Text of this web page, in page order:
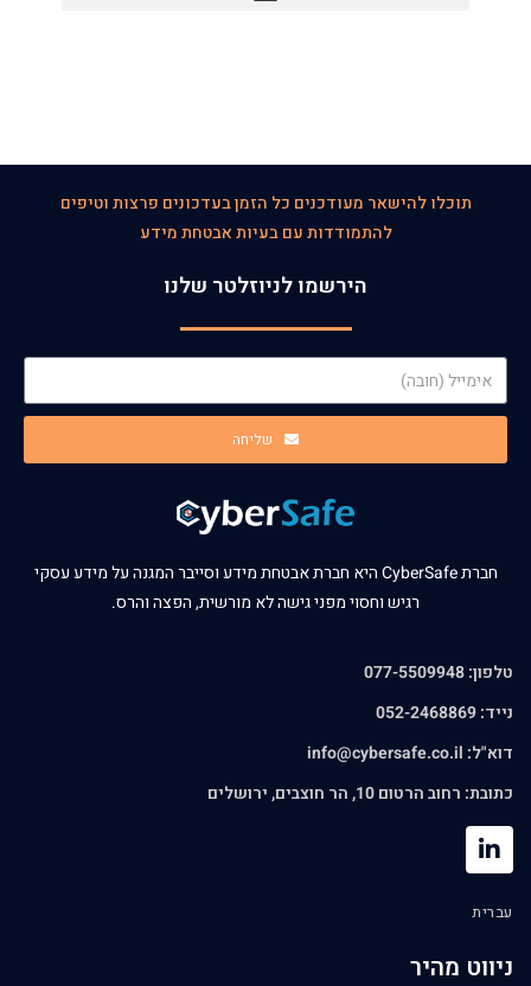
תוכלו להישאר מעודכנים כל הזמן בעדכונים פרצות וטיפים
להתמודדות עם בעיות אבטחת מידע
הירשמו לניוזלטר שלנו
שליחה
חברת CyberSafe היא חברת אבטחת מידע וסייבר המגנה על מידע עסקי
רגיש וחסוי מפני גישה לא מורשית, הפצה והרס.
טלפון: 077-5509948
נייד: 052-2468869
דוא"ל: info@cybersafe.co.il
כתובת: רחוב הרטום 10, הר חוצבים, ירושלים
עברית
ניווט מהיר